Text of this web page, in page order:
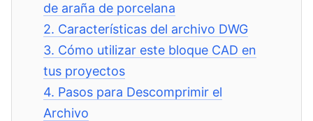
de araña de porcelana
2. Características del archivo DWG
3. Cómo utilizar este bloque CAD en
tus proyectos
4. Pasos para Descomprimir el
Archivo